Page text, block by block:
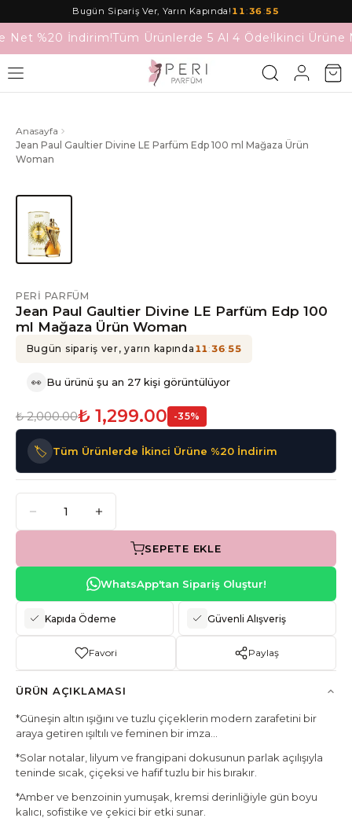
Bugün Sipariş Ver, Yarın Kapında! 11:36:55
Net %20 İndirim!Tüm Ürünlerde 5 Al 4 Öde!İkinci Ürüne
Anasayfa
Jean Paul Gaultier Divine LE Parfüm Edp 100 ml Mağaza Ürün
Woman
PERI PARFÜM
Jean Paul Gaultier Divine LE Parfüm Edp 100
ml Mağaza Ürün Woman
Bugün sipariş ver, yarın kapında 11:36:55
👀 Bu ürünü şu an 27 kişi görüntülüyor
₺ 2,000.00₺ 1,299.00 -35%
🏷️ Tüm Ürünlerde İkinci Ürüne %20 İndirim
SEPETE EKLE
WhatsApp'tan Sipariş Oluştur!
Kapıda Ödeme Güvenli Alışveriş
Favori Paylaş
ÜRÜN AÇIKLAMASI
*Güneşin altın ışığını ve tuzlu çiçeklerin modern zarafetini bir
araya getiren ışıltılı ve feminen bir imza…
*Solar notalar, lilyum ve frangipani dokusunun parlak açılışıyla
teninde sıcak, çiçeksi ve hafif tuzlu bir his bırakır.
*Amber ve benzoinin yumuşak, kremsi derinliğiyle gün boyu
kalıcı, sofistike ve çekici bir etki sunar.